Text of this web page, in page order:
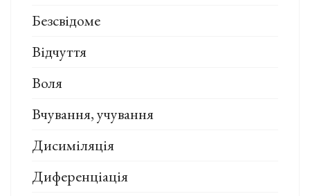
Безсвідоме
Відчуття
Воля
Вчування, учування
Дисиміляція
Диференціація